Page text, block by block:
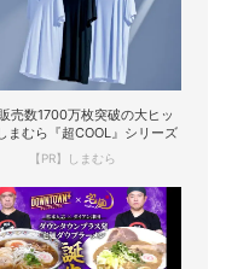
売数1700万枚突破の大ヒッ
まむら『超COOL』シリーズ
【PR】しまむら